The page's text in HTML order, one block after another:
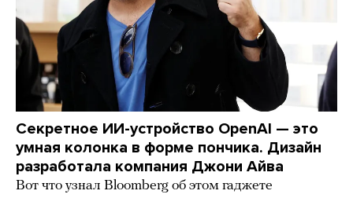
Секретное ИИ-устройство OpenAI — это
умная колонка в форме пончика. Дизайн
разработала компания Джони Айва
Вот что узнал Bloomberg об этом гаджете